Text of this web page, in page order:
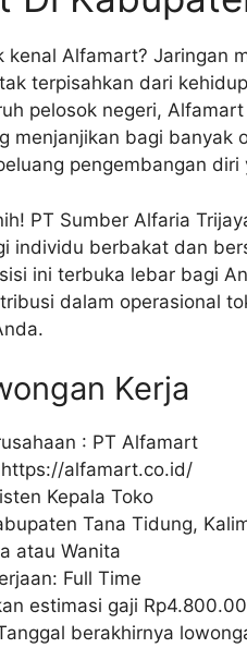
kenal Alfamart? Jaringan
terpisahkan dari
pelosok negeri,
menjanjikan bagi banyak
pengembangan diri
PT Sumber Alfaria
individu berbakat dan
ini terbuka lebar bagi
dalam operasional
Kerja
: PT Alfamart
https://alfamart.co.id/
Kepala Toko
Tana Tidung,
atau Wanita
Full Time
estimasi gaji Rp
berakhirnya